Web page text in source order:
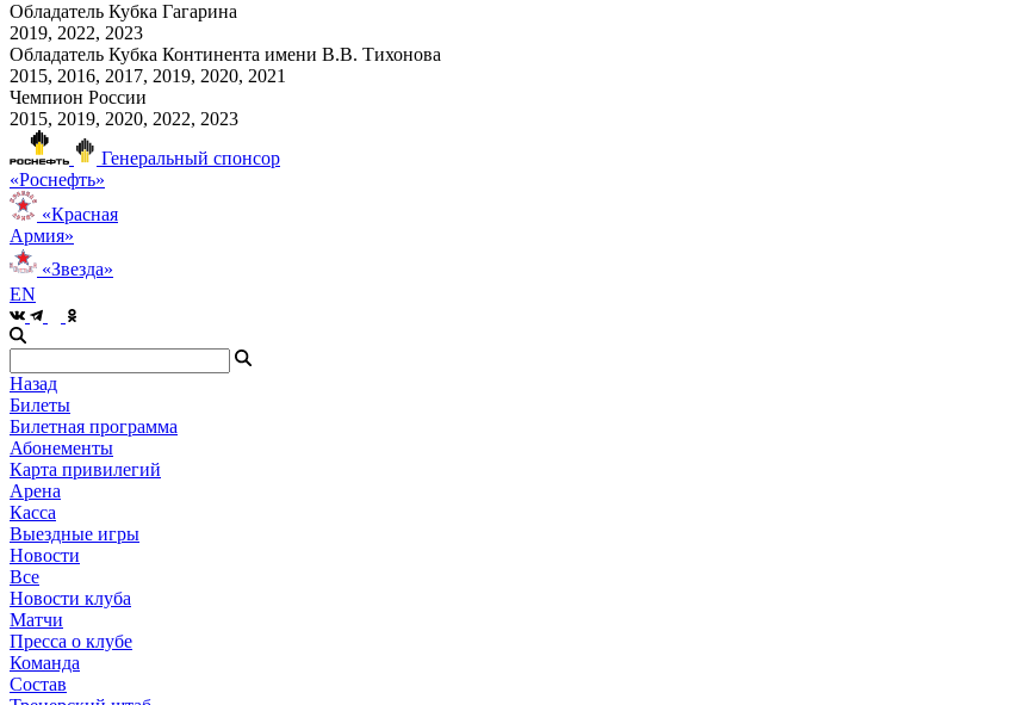
Обладатель Кубка Гагарина
2019, 2022, 2023
Обладатель Кубка Континента имени В.В. Тихонова
2015, 2016, 2017, 2019, 2020, 2021
Чемпион России
2015, 2019, 2020, 2022, 2023
Генеральный спонсор
«Роснефть»
«Красная
Армия»
«Звезда»
EN
Назад
Билеты
Билетная программа
Абонементы
Карта привилегий
Арена
Касса
Выездные игры
Новости
Все
Новости клуба
Матчи
Пресса о клубе
Команда
Состав